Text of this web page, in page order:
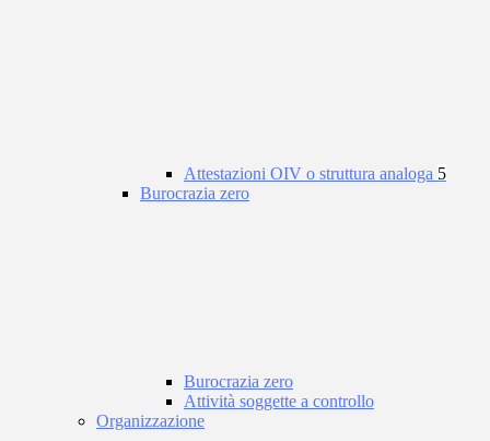
Attestazioni OIV o struttura analoga 5
Burocrazia zero
Burocrazia zero
Attività soggette a controllo
Organizzazione